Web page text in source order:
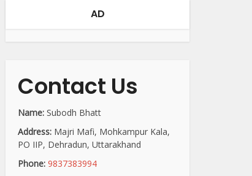
AD
Contact Us
Name: Subodh Bhatt
Address: Majri Mafi, Mohkampur Kala,
PO IIP, Dehradun, Uttarakhand
Phone: 9837383994